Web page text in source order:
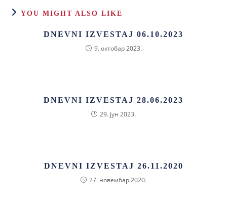
YOU MIGHT ALSO LIKE
DNEVNI IZVESTAJ 06.10.2023
9. октобар 2023.
DNEVNI IZVESTAJ 28.06.2023
29. јун 2023.
DNEVNI IZVESTAJ 26.11.2020
27. новембар 2020.